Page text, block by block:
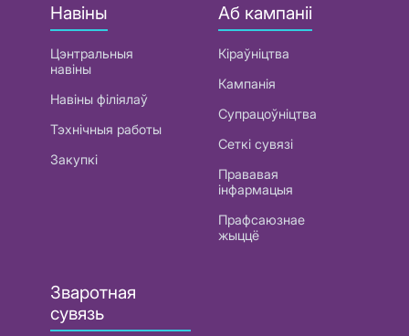
Навіны
Цэнтральныя
навіны
Навіны філіялаў
Тэхнічныя работы
Закупкі
Аб кампаніі
Кіраўніцтва
Кампанія
Супрацоўніцтва
Сеткі сувязі
Прававая
інфармацыя
Прафсаюзнае
жыццё
Зваротная
сувязь